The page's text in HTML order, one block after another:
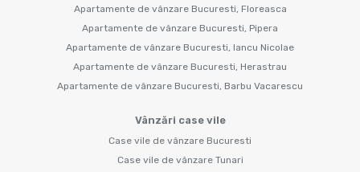
Apartamente de vânzare Bucuresti, Floreasca
Apartamente de vânzare Bucuresti, Pipera
Apartamente de vânzare Bucuresti, Iancu Nicolae
Apartamente de vânzare Bucuresti, Herastrau
Apartamente de vânzare Bucuresti, Barbu Vacarescu
Vânzări case vile
Case vile de vânzare Bucuresti
Case vile de vânzare Tunari